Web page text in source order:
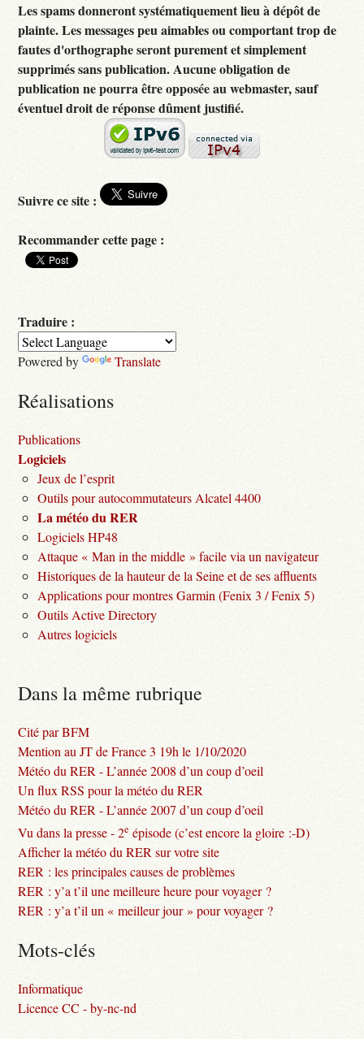
Les spams donneront systématiquement lieu à dépôt de
plainte. Les messages peu aimables ou comportant trop de
fautes d'orthographe seront purement et simplement
supprimés sans publication. Aucune obligation de
publication ne pourra être opposée au webmaster, sauf
éventuel droit de réponse dûment justifié.
Suivre ce site :
Recommander cette page :
Traduire :
Powered by Translate
Réalisations
Publications
Logiciels
Jeux de l’esprit
Outils pour autocommutateurs Alcatel 4400
La météo du RER
Logiciels HP48
Attaque « Man in the middle » facile via un navigateur
Historiques de la hauteur de la Seine et de ses affluents
Applications pour montres Garmin (Fenix 3 / Fenix 5)
Outils Active Directory
Autres logiciels
Dans la même rubrique
Cité par BFM
Mention au JT de France 3 19h le 1/10/2020
Météo du RER - L’année 2008 d’un coup d’oeil
Un flux RSS pour la météo du RER
Météo du RER - L’année 2007 d’un coup d’oeil
Vu dans la presse - 2e épisode (c’est encore la gloire :-D)
Afficher la météo du RER sur votre site
RER : les principales causes de problèmes
RER : y’a t’il une meilleure heure pour voyager ?
RER : y’a t’il un « meilleur jour » pour voyager ?
Mots-clés
Informatique
Licence CC - by-nc-nd